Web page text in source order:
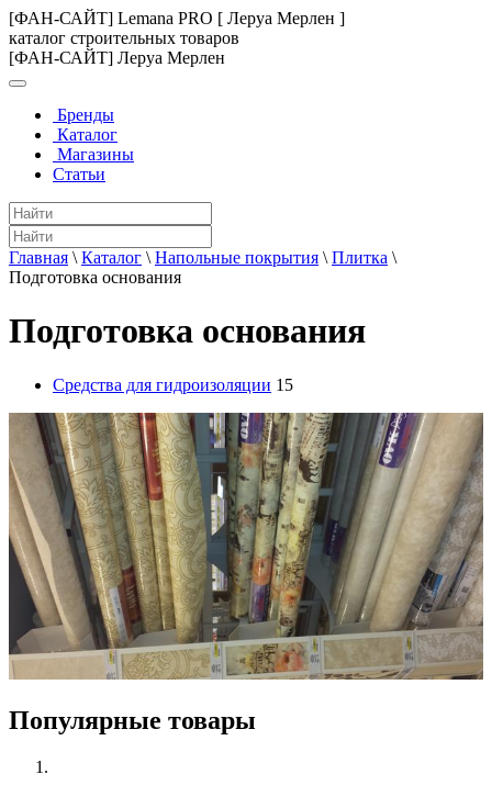
[ФАН-САЙТ] Lemana PRO [ Леруа Мерлен ]
каталог строительных товаров
[ФАН-САЙТ] Леруа Мерлен
Бренды
Каталог
Магазины
Статьи
Главная \ Каталог \ Напольные покрытия \ Плитка \
Подготовка основания
Подготовка основания
Средства для гидроизоляции 15
Популярные товары